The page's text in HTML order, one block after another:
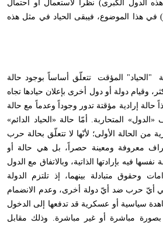
الدول الكبرى) نظراً لاستعمال أو احتمال
في هذا الموضوع، فيبقى الحياد في مثل هذه
"الحياد" المؤقت تتعلّق أساساً بوجود حالة
وقيام دولة أو دول أخرى بإعلان حيادها تجاه
حالة إرادية مؤقتة تدور وجوداً وعدماً مع حالة
المتحاربة. أمّا حالة «الحياد الدائم»
من الحالة الأولى؛ لأنّها لا تتعلّق بحالة حرب
معروفة ومعينة حصراً، بل هي حالة أو
فيه بإرادتها الذاتية، وبالاتفاق مع الدول
وحقوق متبادلة بينهما، إذ تلتزم الدولة
في أيّ حرب ضد أيّ دولة أخرى، وعدم الانضمام
سياسية أو عسكرية قد تدفعها إلى الدخول
مباشرة أو غير مباشرة. وذلك مقابل